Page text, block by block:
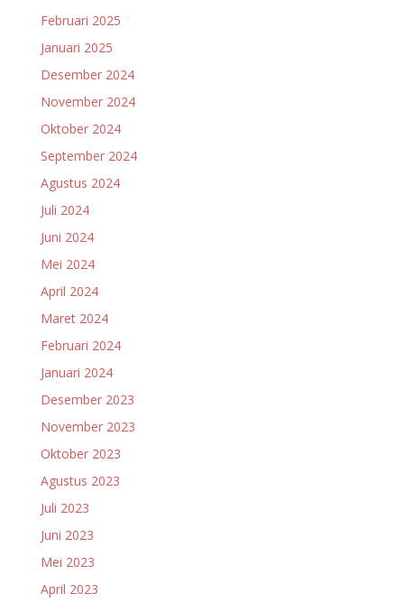
Februari 2025
Januari 2025
Desember 2024
November 2024
Oktober 2024
September 2024
Agustus 2024
Juli 2024
Juni 2024
Mei 2024
April 2024
Maret 2024
Februari 2024
Januari 2024
Desember 2023
November 2023
Oktober 2023
Agustus 2023
Juli 2023
Juni 2023
Mei 2023
April 2023